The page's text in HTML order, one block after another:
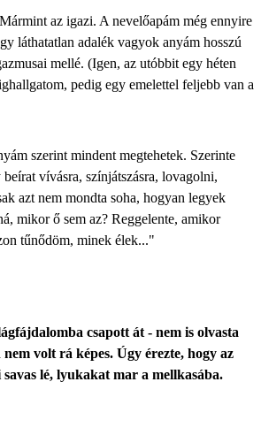
az igazi. A nevelőapám még ennyire
láthatatlan adalék vagyok anyám hosszú
mellé. (Igen, az utóbbit egy héten
pedig egy emelettel feljebb van a
szerint mindent megtehetek. Szerinte
vívásra, színjátszásra, lovagolni,
azt nem mondta soha, hogyan legyek
mikor ő sem az? Reggelente, amikor
tűnődöm, minek élek..."
csapott át - nem is olvasta
volt rá képes. Úgy érezte, hogy az
lé, lyukakat mar a mellkasába.